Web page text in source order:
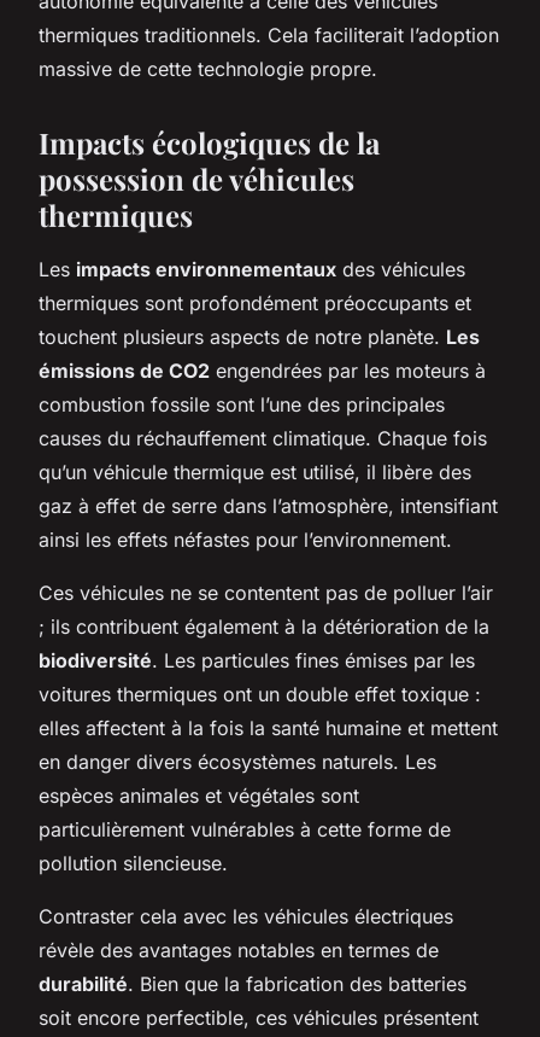
thermiques traditionnels. Cela faciliterait l’adoption
massive de cette technologie propre.
Impacts écologiques de la
possession de véhicules
thermiques
Les impacts environnementaux des véhicules
thermiques sont profondément préoccupants et
touchent plusieurs aspects de notre planète. Les
émissions de CO2 engendrées par les moteurs à
combustion fossile sont l’une des principales
causes du réchauffement climatique. Chaque fois
qu’un véhicule thermique est utilisé, il libère des
gaz à effet de serre dans l’atmosphère, intensifiant
ainsi les effets néfastes pour l’environnement.
Ces véhicules ne se contentent pas de polluer l’air
; ils contribuent également à la détérioration de la
biodiversité. Les particules fines émises par les
voitures thermiques ont un double effet toxique :
elles affectent à la fois la santé humaine et mettent
en danger divers écosystèmes naturels. Les
espèces animales et végétales sont
particulièrement vulnérables à cette forme de
pollution silencieuse.
Contraster cela avec les véhicules électriques
révèle des avantages notables en termes de
durabilité. Bien que la fabrication des batteries
soit encore perfectible, ces véhicules présentent